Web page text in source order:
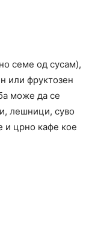
семе од сусам),
или фруктозен
може да се
лешници, суво
и црно кафе кое